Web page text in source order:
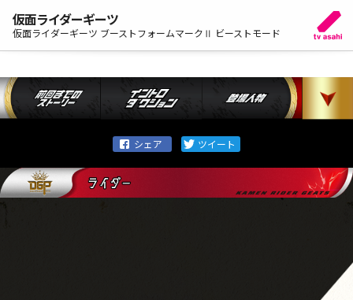
仮面ライダーギーツ
仮面ライダーギーツ ブーストフォームマークⅡ ビーストモード